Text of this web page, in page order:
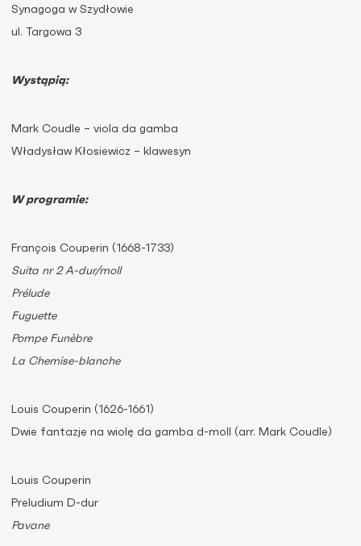
Synagoga w Szydłowie
ul. Targowa 3
Wystąpią:
Mark Coudle – viola da gamba
Władysław Kłosiewicz – klawesyn
W programie:
François Couperin (1668-1733)
Suita nr 2 A-dur/moll
Prélude
Fuguette
Pompe Funèbre
La Chemise-blanche
Louis Couperin (1626-1661)
Dwie fantazje na wiolę da gamba d-moll (arr. Mark Coudle)
Louis Couperin
Preludium D-dur
Pavane